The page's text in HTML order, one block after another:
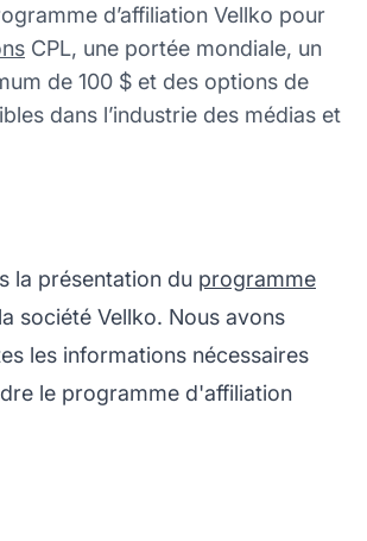
d’affiliation Vellko pour
CPL, une portée mondiale, un
de 100 $ et des options de
dans l’industrie des médias et
la présentation du programme
société Vellko. Nous avons
les informations nécessaires
le programme d'affiliation